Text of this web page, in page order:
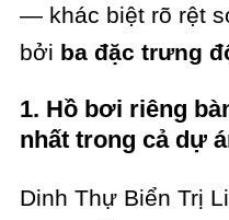
— khác biệt rõ rệt
bởi ba đặc trưng
1. Hồ bơi riêng
nhất trong cả dự
Dinh Thự Biển Trị